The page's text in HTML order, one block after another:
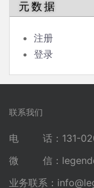
元数据
注册
登录
联系我们
电 话：131-
微 信：
业务联系：